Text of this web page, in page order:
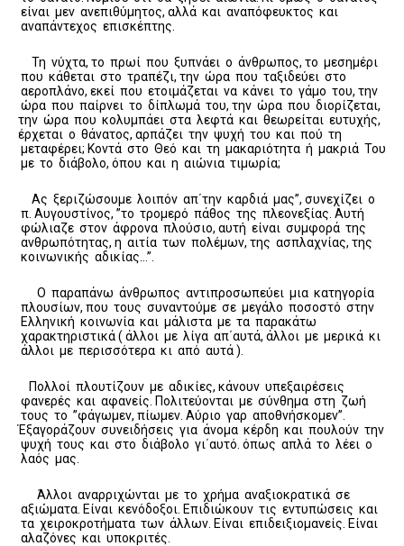
είναι μεν ανεπιθύμητος, αλλά και αναπόφευκτος και
αναπάντεχος επισκέπτης.
Τη νύχτα, το πρωί που ξυπνάει ο άνθρωπος, το μεσημέρι
που κάθεται στο τραπέζι, την ώρα που ταξιδεύει στο
αεροπλάνο, εκεί που ετοιμάζεται να κάνει το γάμο του, την
ώρα που παίρνει το δίπλωμά του, την ώρα που διορίζεται,
την ώρα που κολυμπάει στα λεφτά και θεωρείται ευτυχής,
έρχεται ο θάνατος, αρπάζει την ψυχή του και πού τη
μεταφέρει; Κοντά στο Θεό και τη μακαριότητα ή μακριά Του
με το διάβολο, όπου και η αιώνια τιμωρία;
Ας ξεριζώσουμε λοιπόν απ΄την καρδιά μας”, συνεχίζει ο
π. Αυγουστίνος, ”το τρομερό πάθος της πλεονεξίας. Αυτή
φώλιαζε στον άφρονα πλούσιο, αυτή είναι συμφορά της
ανθρωπότητας, η αιτία των πολέμων, της ασπλαχνίας, της
κοινωνικής αδικίας…”.
Ο παραπάνω άνθρωπος αντιπροσωπεύει μια κατηγορία
πλουσίων, που τους συναντούμε σε μεγάλο ποσοστό στην
Ελληνική κοινωνία και μάλιστα με τα παρακάτω
χαρακτηριστικά ( άλλοι με λίγα απ΄αυτά, άλλοι με μερικά κι
άλλοι με περισσότερα κι από αυτά ).
Πολλοί πλουτίζουν με αδικίες, κάνουν υπεξαιρέσεις
φανερές και αφανείς. Πολιτεύονται με σύνθημα στη ζωή
τους το ”φάγωμεν, πίωμεν. Αύριο γαρ αποθνήσκομεν”.
Έξαγοράζουν συνειδήσεις για άνομα κέρδη και πουλούν την
ψυχή τους και στο διάβολο γι΄αυτό. όπως απλά το λέει ο
λαός μας.
Άλλοι αναρριχώνται με το χρήμα αναξιοκρατικά σε
αξιώματα. Είναι κενόδοξοι. Επιδιώκουν τις εντυπώσεις και
τα χειροκροτήματα των άλλων. Είναι επιδειξιομανείς. Είναι
αλαζόνες και υποκριτές.